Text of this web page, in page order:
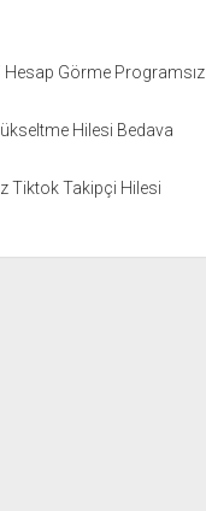
Hesap Görme Programsız
Hilesi Bedava
Tiktok Takipçi Hilesi